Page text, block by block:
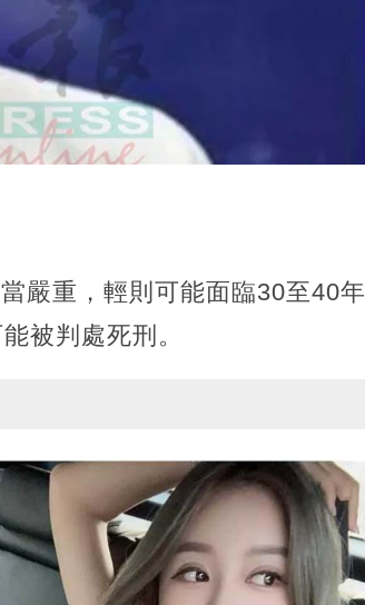
嚴重，輕則可能面臨30至40年
被判處死刑。